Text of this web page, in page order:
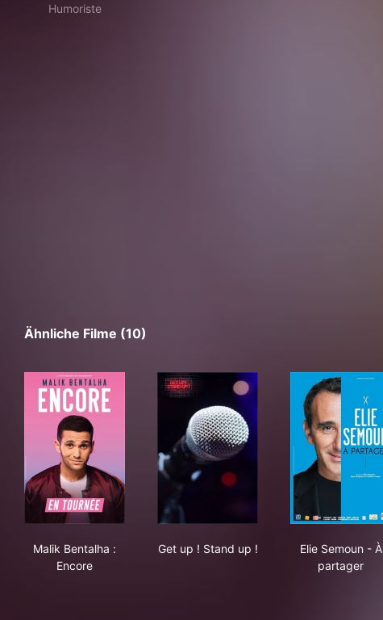
Humoriste
Ähnliche Filme (10)
Malik Bentalha :
Encore
Get up ! Stand up !
Elie Semoun - À
partager